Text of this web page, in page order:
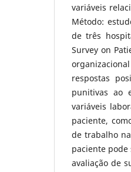
variáveis
Método:
de três
Survey on
respostas
punitivas ao
variáveis
paciente,
de trabalho
paciente
avaliação de